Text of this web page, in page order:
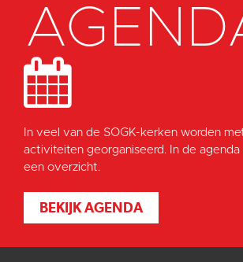
In veel van de SOGK-kerken worden
activiteiten georganiseerd. In de
een overzicht.
BEKIJK AGENDA